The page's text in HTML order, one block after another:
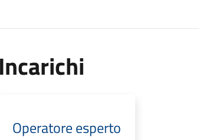
Incarichi
Operatore esperto